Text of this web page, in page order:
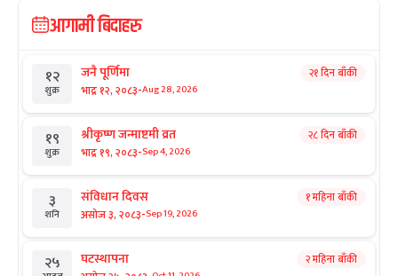
आगामी बिदाहरु
१२
शुक्र
जनै पूर्णिमा
भाद्र १२, २०८३-Aug 28, 2026
२१ दिन बाँकी
१९
शुक्र
श्रीकृष्ण जन्माष्टमी व्रत
भाद्र १९, २०८३-Sep 4, 2026
२८ दिन बाँकी
३
शनि
संविधान दिवस
असोज ३, २०८३-Sep 19, 2026
१ महिना बाँकी
२५ घटस्थापना २ महिना बाँकी